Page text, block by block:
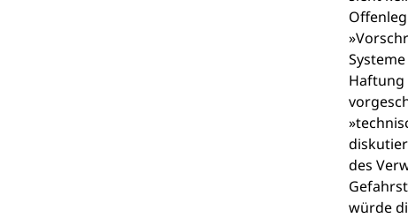
Haftung
des
würde